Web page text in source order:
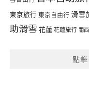
東京旅行 東京自由行 滑雪
助滑雪 花蓮花蓮旅行 關西
點